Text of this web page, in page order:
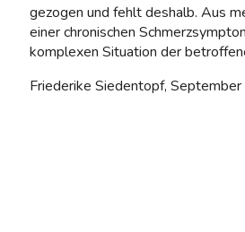
gezogen und fehlt deshalb. Aus
einer chronischen
komplexen Situation der
Friederike Siedentopf,